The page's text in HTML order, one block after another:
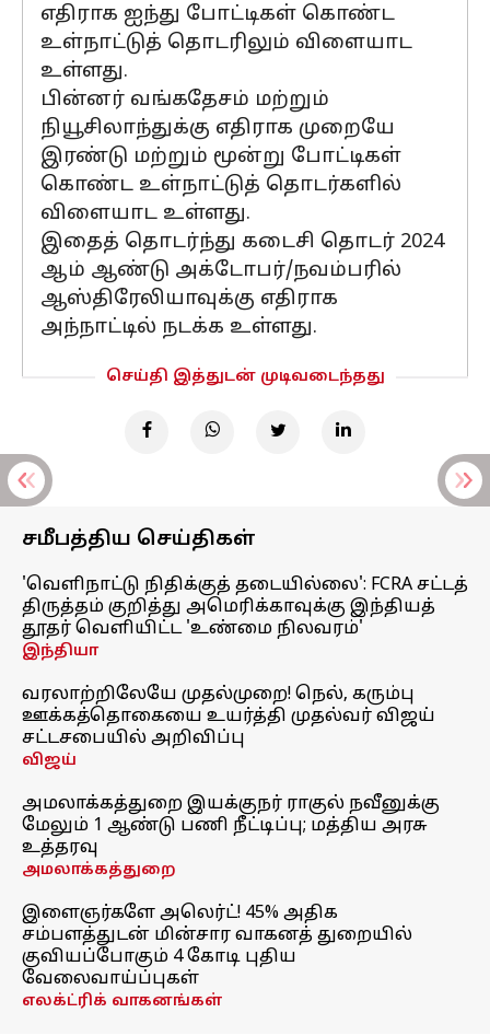
எதிராக ஐந்து போட்டிகள் கொண்ட
உள்நாட்டுத் தொடரிலும் விளையாட
உள்ளது.
பின்னர் வங்கதேசம் மற்றும்
நியூசிலாந்துக்கு எதிராக முறையே
இரண்டு மற்றும் மூன்று போட்டிகள்
கொண்ட உள்நாட்டுத் தொடர்களில்
விளையாட உள்ளது.
இதைத் தொடர்ந்து கடைசி தொடர் 2024
ஆம் ஆண்டு அக்டோபர்/நவம்பரில்
ஆஸ்திரேலியாவுக்கு எதிராக
அந்நாட்டில் நடக்க உள்ளது.
செய்தி இத்துடன் முடிவடைந்தது
சமீபத்திய செய்திகள்
'வெளிநாட்டு நிதிக்குத் தடையில்லை': FCRA சட்டத்
திருத்தம் குறித்து அமெரிக்காவுக்கு இந்தியத்
தூதர் வெளியிட்ட 'உண்மை நிலவரம்'
இந்தியா
வரலாற்றிலேயே முதல்முறை! நெல், கரும்பு
ஊக்கத்தொகையை உயர்த்தி முதல்வர் விஜய்
சட்டசபையில் அறிவிப்பு
விஜய்
அமலாக்கத்துறை இயக்குநர் ராகுல் நவீனுக்கு
மேலும் 1 ஆண்டு பணி நீட்டிப்பு; மத்திய அரசு
உத்தரவு
அமலாக்கத்துறை
இளைஞர்களே அலெர்ட்! 45% அதிக
சம்பளத்துடன் மின்சார வாகனத் துறையில்
குவியப்போகும் 4 கோடி புதிய
வேலைவாய்ப்புகள்
எலக்ட்ரிக் வாகனங்கள்